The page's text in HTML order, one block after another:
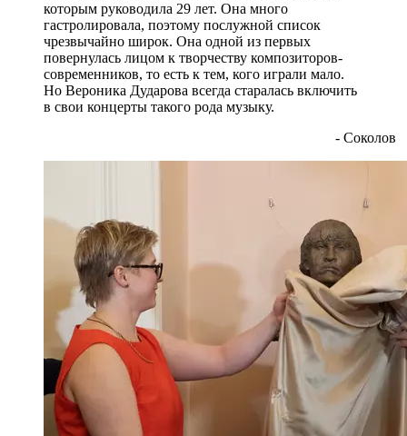
которым руководила 29 лет. Она много
гастролировала, поэтому послужной список
чрезвычайно широк. Она одной из первых
повернулась лицом к творчеству композиторов-
современников, то есть к тем, кого играли мало.
Но Вероника Дударова всегда старалась включить
в свои концерты такого рода музыку.
- Соколов